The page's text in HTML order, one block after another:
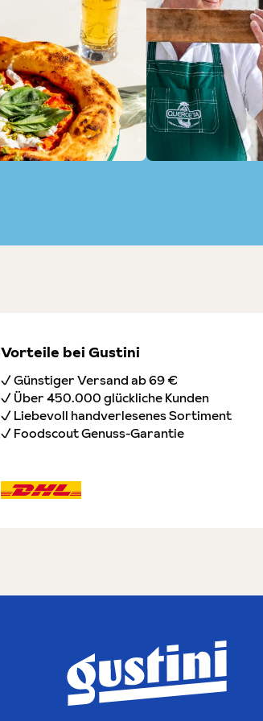
Vorteile bei Gustini
✓ Günstiger Versand ab 69 €
✓ Über 450.000 glückliche Kunden
✓ Liebevoll handverlesenes Sortiment
✓ Foodscout Genuss-Garantie